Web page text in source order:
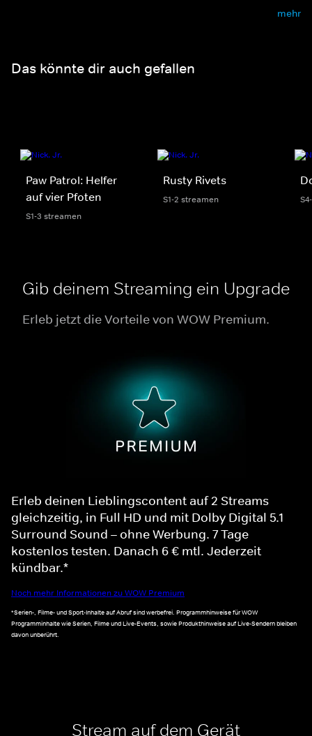
mehr
Das könnte dir auch gefallen
Paw Patrol: Helfer
auf vier Pfoten
S1-3 streamen
Rusty Rivets
S1-2 streamen
Gib deinem Streaming ein Upgrade
Erleb jetzt die Vorteile von WOW Premium.
Erleb deinen Lieblingscontent auf 2 Streams
gleichzeitig, in Full HD und mit Dolby Digital 5.1
Surround Sound – ohne Werbung. 7 Tage
kostenlos testen. Danach 6 € mtl. Jederzeit
kündbar.*
Noch mehr Informationen zu WOW Premium
*Serien-, Filme- und Sport-Inhalte auf Abruf sind werbefrei. Programmhinweise für WOW
Programminhalte wie Serien, Filme und Live-Events, sowie Produkthinweise auf Live-Sendern bleiben
davon unberührt.
Stream auf dem Gerät